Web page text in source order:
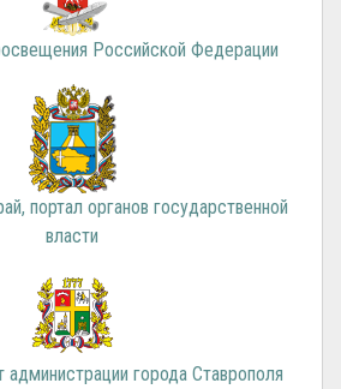
Российской Федерации
портал органов государственной
власти
администрации города Ставрополя